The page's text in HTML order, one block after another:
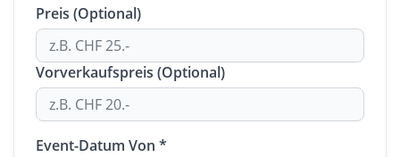
Preis (Optional)
Vorverkaufspreis (Optional)
Event-Datum Von *